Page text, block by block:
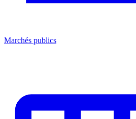
Marchés publics